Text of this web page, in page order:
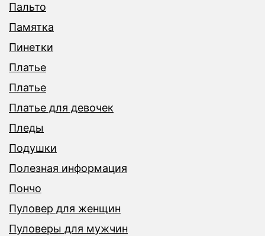
Пальто
Памятка
Пинетки
Платье
Платье
Платье для девочек
Пледы
Подушки
Полезная информация
Пончо
Пуловер для женщин
Пуловеры для мужчин